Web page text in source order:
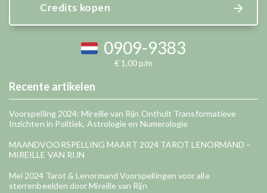
Credits kopen
0909-9383
€ 1,00 p/m
Recente artikelen
Voorspelling 2024: Mireille van Rijn Onthult Transformatieve
Inzichten in Politiek, Astrologie en Numerologie
MAANDVOORSPELLING MAART 2024 TAROT LENORMAND –
MIREILLE VAN RIJN
Mei 2024 Tarot & Lenormand Voorspellingen voor alle
sterrenbeelden door Mireille van Rijn